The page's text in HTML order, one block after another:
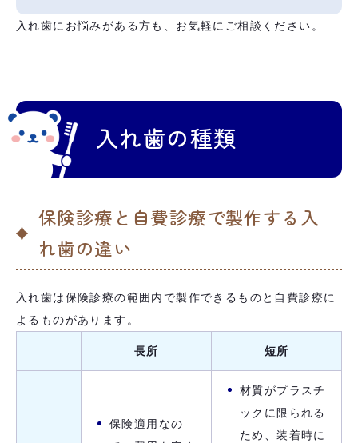
入れ歯にお悩みがある方も、お気軽にご相談ください。
入れ歯の種類
保険診療と自費診療で製作する入
れ歯の違い
入れ歯は保険診療の範囲内で製作できるものと自費診療に
よるものがあります。
長所 短所
保険適用なの
材質がプラスチ
ックに限られる
ため、装着時に